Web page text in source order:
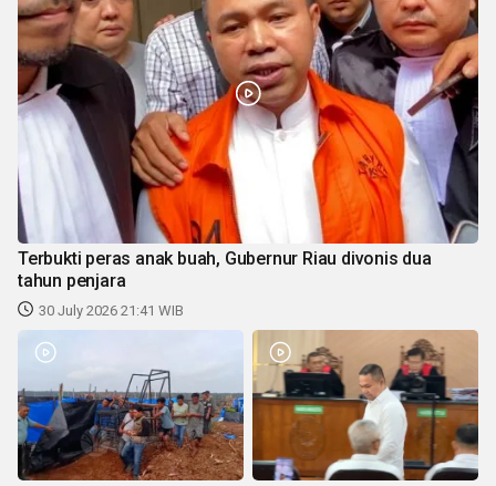
Terbukti peras anak buah, Gubernur Riau divonis dua
tahun penjara
30 July 2026 21:41 WIB